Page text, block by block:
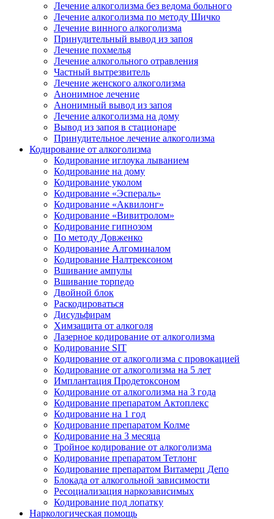
Лечение алкоголизма без ведома больного
Лечение алкоголизма по методу Шичко
Лечение винного алкоголизма
Принудительный вывод из запоя
Лечение похмелья
Лечение алкогольного отравления
Частный вытрезвитель
Лечение женского алкоголизма
Анонимное лечение
Анонимный вывод из запоя
Лечение алкоголизма на дому
Вывод из запоя в стационаре
Принудительное лечение алкоголизма
Кодирование от алкоголизма
Кодирование иглоука лыванием
Кодирование на дому
Кодирование уколом
Кодирование «Эспераль»
Кодирование «Аквилонг»
Кодирование «Вивитролом»
Кодирование гипнозом
По методу Довженко
Кодирование Алгоминалом
Кодирование Налтрексоном
Вшивание ампулы
Вшивание торпедо
Двойной блок
Раскодироваться
Дисульфирам
Химзащита от алкоголя
Лазерное кодирование от алкоголизма
Кодирование SIT
Кодирование от алкоголизма с провокацией
Кодирование от алкоголизма на 5 лет
Имплантация Продетоксоном
Кодирование от алкоголизма на 3 года
Кодирование препаратом Актоплекс
Кодирование на 1 год
Кодирование препаратом Колме
Кодирование на 3 месяца
Тройное кодирование от алкоголизма
Кодирование препаратом Тетлонг
Кодирование препаратом Витамерц Депо
Блокада от алкогольной зависимости
Ресоциализация наркозависимых
Кодирование под лопатку
Наркологическая помощь